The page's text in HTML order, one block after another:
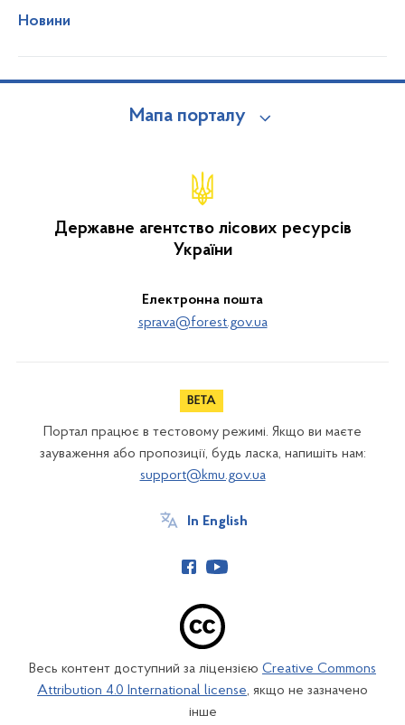
Новини
Мапа порталу
Державне агентство лісових ресурсів
України
Електронна пошта
sprava@forest.gov.ua
Портал працює в тестовому режимі. Якщо ви маєте
зауваження або пропозиції, будь ласка, напишіть нам:
support@kmu.gov.ua
In English
Весь контент доступний за ліцензією Creative Commons
Attribution 4.0 International license, якщо не зазначено
інше